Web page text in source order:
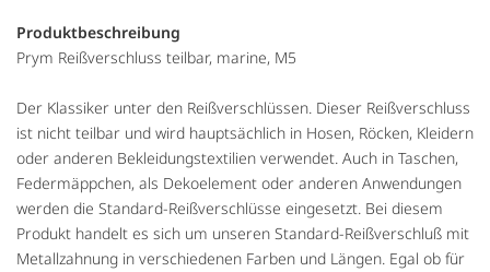
Produktbeschreibung
Prym Reißverschluss teilbar, marine, M5
Der Klassiker unter den Reißverschlüssen. Dieser Reißverschluss
ist nicht teilbar und wird hauptsächlich in Hosen, Röcken, Kleidern
oder anderen Bekleidungstextilien verwendet. Auch in Taschen,
Federmäppchen, als Dekoelement oder anderen Anwendungen
werden die Standard-Reißverschlüsse eingesetzt. Bei diesem
Produkt handelt es sich um unseren Standard-Reißverschluß mit
Metallzahnung in verschiedenen Farben und Längen. Egal ob für